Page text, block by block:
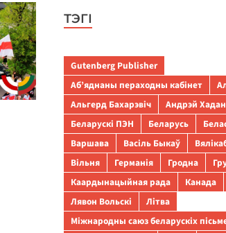
ТЭГІ
Gutenberg Publisher
Аб’яднаны пераходны кабінет
Альгерд Бахарэвіч
Андрэй
Беларускі ПЭН
Беларусь
Варшава
Васіль Быкаў
Вільня
Германія Гродна
Каардынацыйная рада
Канада
Лявон Вольскі
Літва
Міжнародны саюз беларускіх